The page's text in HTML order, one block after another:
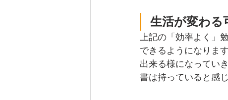
生活が変わる
上記の「効率よく」
できるようになりま
出来る様になってい
書は持っていると感